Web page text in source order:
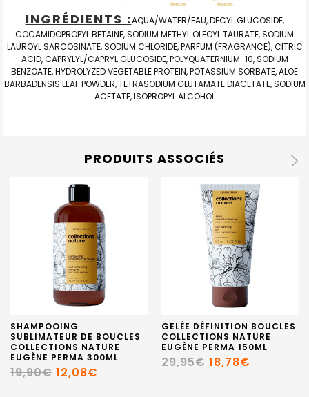
INGRÉDIENTS :AQUA/WATER/EAU, DECYL GLUCOSIDE,
COCAMIDOPROPYL BETAINE, SODIUM METHYL OLEOYL TAURATE, SODIUM
LAUROYL SARCOSINATE, SODIUM CHLORIDE, PARFUM (FRAGRANCE), CITRIC
ACID, CAPRYLYL/CAPRYL GLUCOSIDE, POLYQUATERNIUM-10, SODIUM
BENZOATE, HYDROLYZED VEGETABLE PROTEIN, POTASSIUM SORBATE, ALOE
BARBADENSIS LEAF POWDER, TETRASODIUM GLUTAMATE DIACETATE, SODIUM
ACETATE, ISOPROPYL ALCOHOL
PRODUITS ASSOCIÉS
SHAMPOOING
SUBLIMATEUR DE BOUCLES
COLLECTIONS NATURE
EUGÈNE PERMA 300ML
19,90€ 12,08€
GELÉE DÉFINITION BOUCLES
COLLECTIONS NATURE
EUGÈNE PERMA 150ML
29,95€ 18,78€